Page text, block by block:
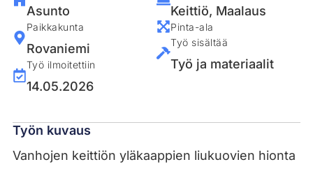
Asunto
Paikkakunta
Rovaniemi
Työ ilmoitettiin
14.05.2026
Keittiö, Maalaus
Pinta-ala
Työ sisältää
Työ ja materiaalit
Työn kuvaus
Vanhojen keittiön yläkaappien liukuovien hionta